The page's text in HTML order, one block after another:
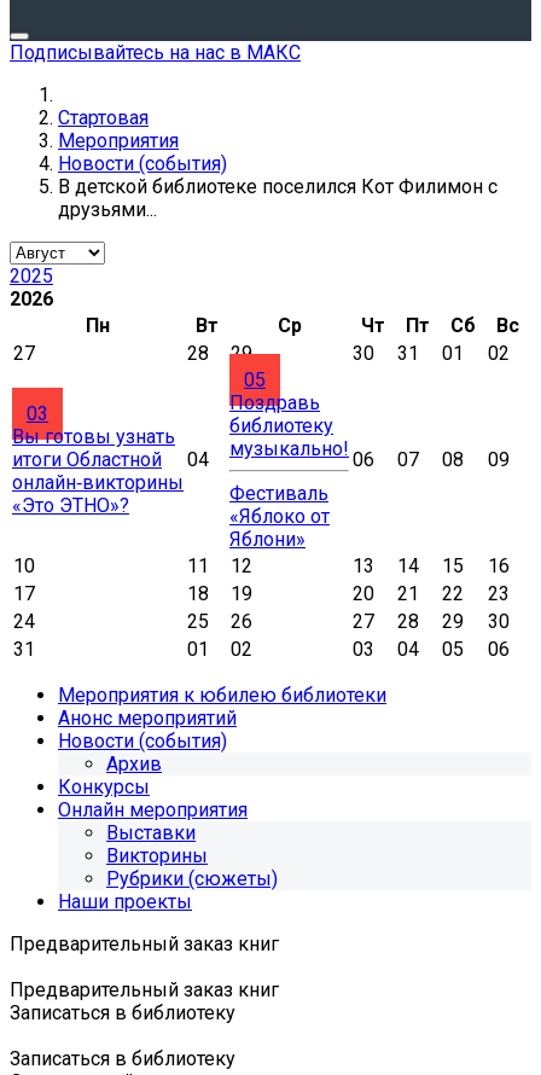
Подписывайтесь на нас в МАКС
Стартовая
Мероприятия
Новости (события)
В детской библиотеке поселился Кот Филимон с
друзьями...
2025
2026
Пн
Вт Ср Чт Пт Сб
Вс
27
28 29 30 31 01 02
03
Вы готовы узнать
итоги Областной
онлайн‑викторины
«Это ЭТНО»?
04
05
Поздравь
библиотеку
музыкально!
Фестиваль
«Яблоко от
Яблони»
06 07 08 09
10 11 12 13 14 15
16
17
18 19 20 21 22
23
24
25 26 27 28 29
30
31
01 02 03 04 05
06
Мероприятия к юбилею библиотеки
Анонс мероприятий
Новости (события)
Архив
Конкурсы
Онлайн мероприятия
Выставки
Викторины
Рубрики (сюжеты)
Наши проекты
Предварительный заказ книг
Предварительный заказ книг
Записаться в библиотеку
Записаться в библиотеку